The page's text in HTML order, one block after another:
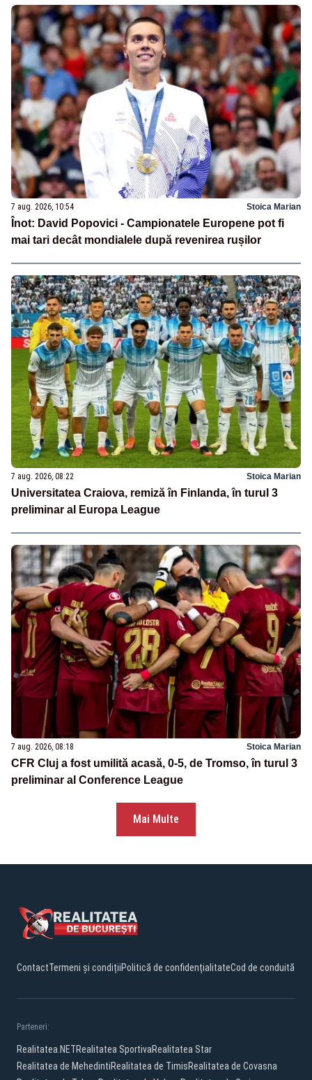
7 aug. 2026, 10:54 Stoica Marian
Înot: David Popovici - Campionatele Europene pot fi
mai tari decât mondialele după revenirea rușilor
7 aug. 2026, 08:22 Stoica Marian
Universitatea Craiova, remiză în Finlanda, în turul 3
preliminar al Europa League
7 aug. 2026, 08:18 Stoica Marian
CFR Cluj a fost umilită acasă, 0-5, de Tromso, în turul 3
preliminar al Conference League
Mai Multe
ContactTermeni și condițiiPolitică de confidențialitateCod de conduită
Parteneri:
Realitatea.NETRealitatea SportivaRealitatea Star
Realitatea de MehedintiRealitatea de TimisRealitatea de Covasna